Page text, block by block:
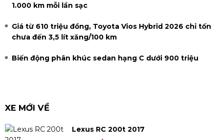
1.000 km mỗi lần sạc
Giá từ 610 triệu đồng, Toyota Vios Hybrid 2026 chỉ tốn
chưa đến 3,5 lít xăng/100 km
Biến động phân khúc sedan hạng C dưới 900 triệu
XE MỚI VỀ
Lexus RC 200t 2017